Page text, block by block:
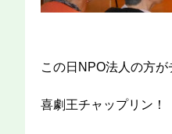
この日NPO法人の方
喜劇王チャップリン！